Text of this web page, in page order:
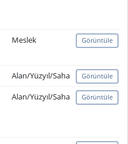
Meslek Görüntüle
Alan/Yüzyıl/Saha Görüntüle
Alan/Yüzyıl/Saha Görüntüle